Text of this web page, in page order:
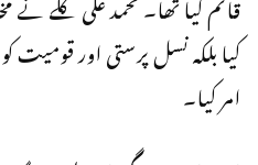
کیا بلکہ نسل پرستی اور قومیت
امر کیا۔